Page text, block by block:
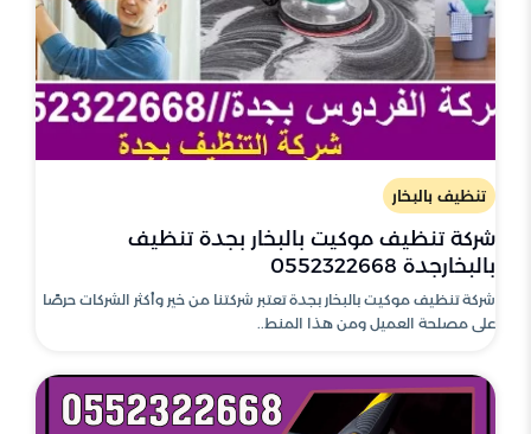
تنظيف بالبخار
شركة تنظيف موكيت بالبخار بجدة تنظيف
بالبخارجدة 0552322668
شركة تنظيف موكيت بالبخار بجدة تعتبر شركتنا من خير وأكثر الشركات حرصًا
على مصلحة العميل ومن هذا المنط..